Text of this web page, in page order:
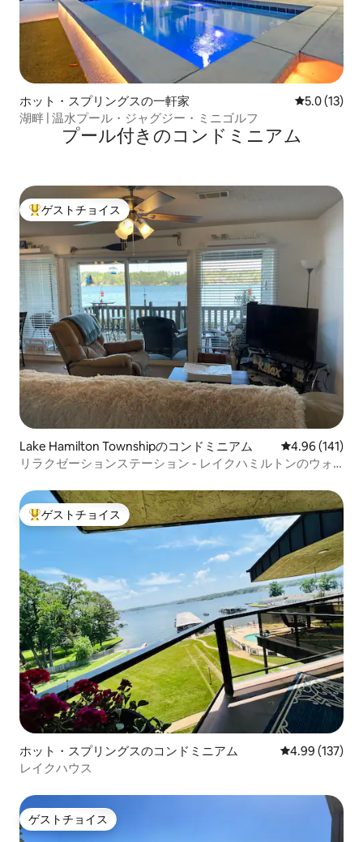
ホット・スプリングスの一軒家 レビュー13
5.0 (13)
湖畔 | 温水プール・ジャグジー・ミニゴルフ
プール付きのコンドミニアム
大好評のゲストチョイスです。
ゲストチョイス
Lake Hamilton Townshipのコンドミニアム レビュー141
4.96 (141)
リラクゼーションステーション - レイクハミルトンのウォ
大好評のゲストチョイスです。
ゲストチョイス
ホット・スプリングスのコンドミニアム レビュー137
4.99 (137)
レイクハウス
ゲストチョイス
ゲストチョイス